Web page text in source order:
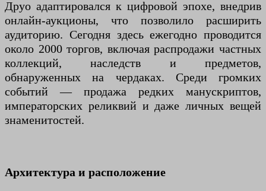
Друо адаптировался к цифровой эпохе, внедрив
онлайн-аукционы, что позволило расширить
аудиторию. Сегодня здесь ежегодно проводится
около 2000 торгов, включая распродажи частных
коллекций, наследств и предметов,
обнаруженных на чердаках. Среди громких
событий — продажа редких манускриптов,
императорских реликвий и даже личных вещей
знаменитостей.
Архитектура и расположение